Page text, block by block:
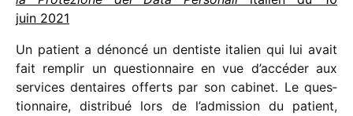
juin 2021
Un patient a dénoncé un dentiste italien qui lui avait
fait remplir un ques­tion­naire en vue d’accéder aux
services dentaires offerts par son cabi­net. Le ques­
tion­naire, distri­bué lors de l’admission du patient,